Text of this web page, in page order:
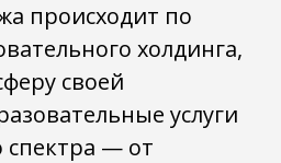
происходит по
холдинга,
своей
услуги
спектра — от